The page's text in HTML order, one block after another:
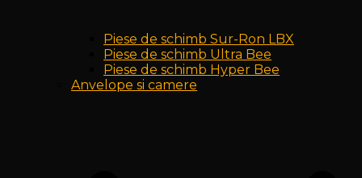
Piese de schimb Sur-Ron LBX
Piese de schimb Ultra Bee
Piese de schimb Hyper Bee
Anvelope si camere